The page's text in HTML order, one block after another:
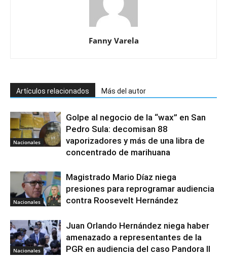
Fanny Varela
Artículos relacionados Más del autor
Nacionales
Golpe al negocio de la “wax” en San
Pedro Sula: decomisan 88
vaporizadores y más de una libra de
concentrado de marihuana
Nacionales
Magistrado Mario Díaz niega
presiones para reprogramar audiencia
contra Roosevelt Hernández
Nacionales
Juan Orlando Hernández niega haber
amenazado a representantes de la
PGR en audiencia del caso Pandora II